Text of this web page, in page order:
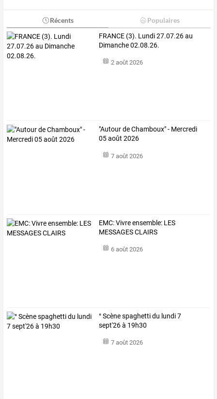
Récents Populaires
FRANCE (3). Lundi 27.07.26 au
Dimanche 02.08.26.
2 août 2026
"Autour de Chamboux" - Mercredi
05 août 2026
7 août 2026
EMC: Vivre ensemble: LES
MESSAGES CLAIRS
6 août 2026
° Scène spaghetti du lundi 7
sept'26 à 19h30
7 août 2026